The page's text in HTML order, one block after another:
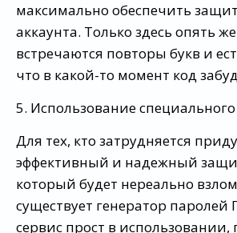
максимально обеспечить
аккаунта. Только здесь опять
встречаются повторы букв и
что в какой-то момент код
5. Использование
Для тех, кто затрудняется
эффективный и надежный
который будет нереально
существует генератор паролей
сервис прост в